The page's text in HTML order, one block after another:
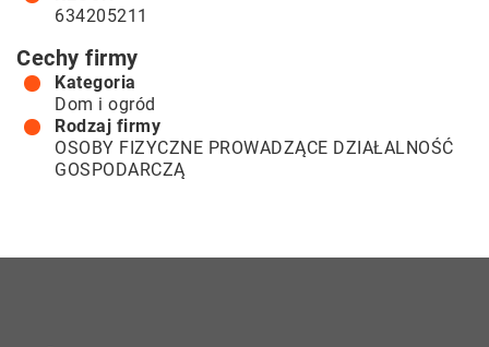
634205211
Cechy firmy
Kategoria
Dom i ogród
Rodzaj firmy
OSOBY FIZYCZNE PROWADZĄCE DZIAŁALNOŚĆ
GOSPODARCZĄ